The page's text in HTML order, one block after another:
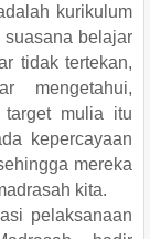
kurikulum
suasana belajar
tidak tertekan,
mengetahui,
target mulia itu
kepercayaan
mereka
kita.
pelaksanaan